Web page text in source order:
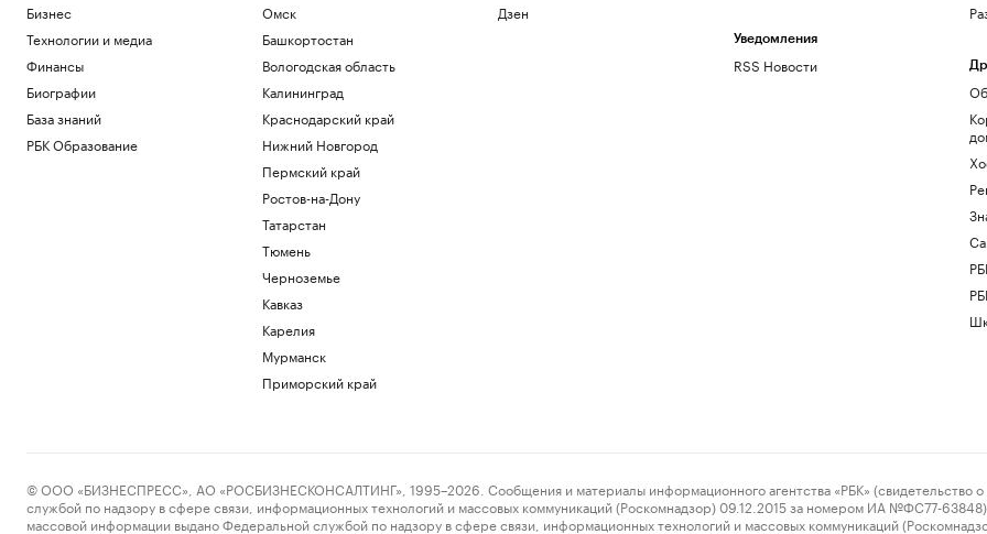
Бизнес
Технологии и медиа
Финансы
Биографии
База знаний
РБК Образование
Омск
Башкортостан
Вологодская область
Калининград
Краснодарский край
Нижний Новгород
Пермский край
Ростов-на-Дону
Татарстан
Тюмень
Черноземье
Кавказ
Карелия
Мурманск
Приморский край
Дзен
Уведомления
RSS Новости
© ООО «БИЗНЕСПРЕСС», АО «РОСБИЗНЕСКОНСАЛТИНГ», 1995–2026. Сообщения и материалы информационного агентства «РБК» (свидетельство о
службой по надзору в сфере связи, информационных технологий и массовых коммуникаций (Роскомнадзор) 09.12.2015 за номером ИА №ФС77-63848)
массовой информации выдано Федеральной службой по надзору в сфере связи, информационных технологий и массовых коммуникаций